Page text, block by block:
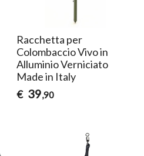
Racchetta per
Colombaccio Vivo in
Alluminio Verniciato
Made in Italy
€ 39,90